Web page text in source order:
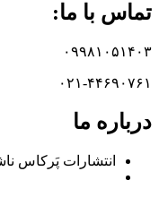
تماس با ما:
۰۹۹۸۱۰۵۱۴۰۳
۰۲۱-۴۴۶۹۰۷۶۱
درباره ما
انتشارات پَرکاس